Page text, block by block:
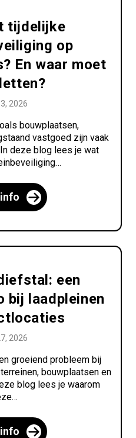
tijdelijke
op
En waar moet
2026
bouwplaatsen,
vastgoed zijn vaak
deze blog lees je wat
een
bij laadpleinen
2026
groeiend probleem bij
bouwplaatsen en
blog lees je waarom